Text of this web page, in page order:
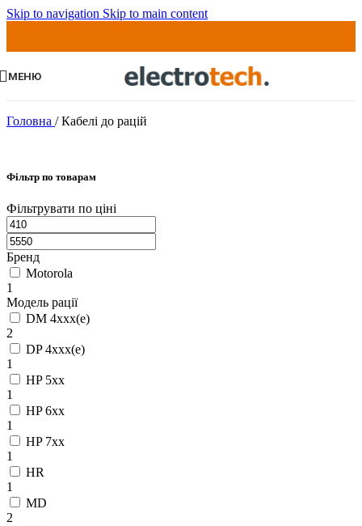
Skip to navigation Skip to main content
МЕНЮ
Головна / Кабелі до рацій
Фільтр по товарам
Фільтрувати по ціні
Бренд
Motorola
1
Модель рації
DM 4xxx(e)
2
DP 4xxx(e)
1
HP 5xx
1
HP 6xx
1
HP 7xx
1
HR
1
MD
2